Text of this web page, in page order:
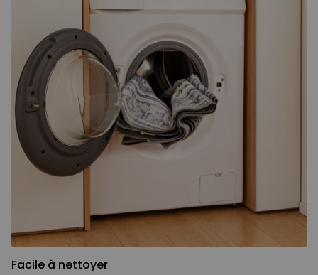
Facile à nettoyer